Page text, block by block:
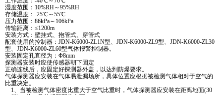
湿度范围：10%RH～95%RH
存储温度：-25℃～55℃
压力范围：86kPa～106kPa
传输距离：≤1200m
安装方式：壁挂式、抱管式、穿管式
配套使用的控制器：JDN-K6000-ZL1N型、JDN-K6000-ZL9型、JDN-K6000-ZL30
型、JDN-K6000-ZL60型气体报警控制器。
安装固定孔直径为：Φ8mm
探测器安装时应使传感器朝下固定
正确连线后，应固定好探测器外盖，以达到防爆要求。
气体探测器应安装在气体易泄漏场所，具体位置应根据被检测气体相对于空气的
比重决定。
1、当被检测气体密度比重大于空气比重时，气体探测器应安装在距离地面(30